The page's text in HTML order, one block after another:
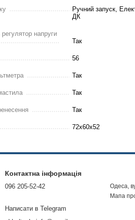
Ручний запуск,
ДК
напруги
Так
56
Так
Так
Так
72х60х52
Контактна інформація
096 205-52-42
Написати в Telegram
Одеса,
Мапа